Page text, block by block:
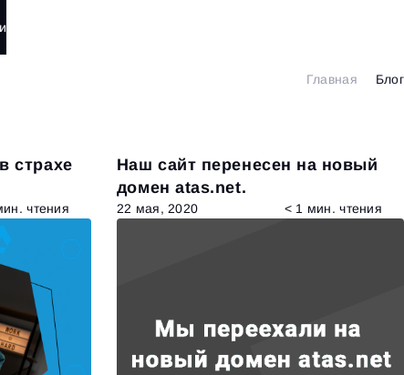
Главная Блог
страхе
чтения
Наш сайт перенесен на новый
домен atas.net.
22 мая, 2020 < 1 мин. чтения